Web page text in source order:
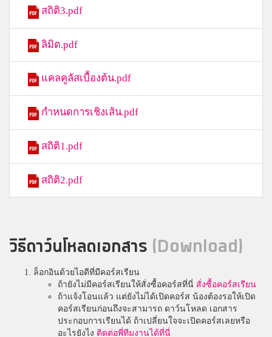
สถิติ3.pdf
ลิมิต.pdf
แคลคูลัสเบื้องต้น.pdf
กำหนดการเชิงเส้น.pdf
สถิติ1.pdf
สถิติ2.pdf
วิธีดาว์นโหลดเอกสาร (Download)
ล็อกอินด้วยไอดีที่มีคอร์สเรียน
ถ้ายังไม่มีคอร์สเรียนให้สั่งซื้อคอร์สที่นี่ สั่งซื้อคอร์สเรียน
ถ้าแจ้งโอนแล้ว แต่ยังไม่ได้เปิดคอร์ส น้องต้องรอให้เปิด
คอร์สเรียนก่อนถึงจะสามารถ ดาว์นโหลด เอกสาร
ประกอบการเรียนได้ ถ้าเปลี่ยนใจจะเปิดคอร์สเลยหรือ
อะไรยังไง ติดต่อพี่ทีมงานได้ที่นี่